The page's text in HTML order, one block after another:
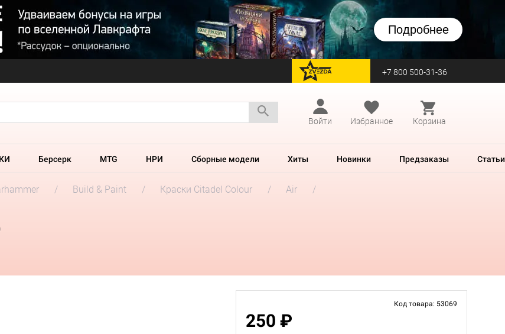
Подробнее
перейти на Zvezda +7 800 500-31-36
Войти
Избранное Корзина
Берсерк MTG НРИ Сборные модели Хиты Новинки Предзаказы Статьи
Build & Paint Краски Citadel Colour
Air
Код товара: 53069
250 ₽